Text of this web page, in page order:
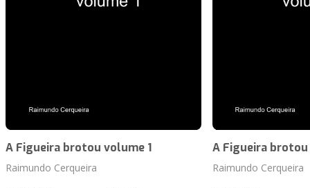
A Figueira brotou volume 1
Raimundo Cerqueira
A Figueira
Raimundo Cerqueira